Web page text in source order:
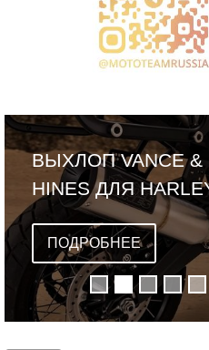
ВЫХЛОП VANCE &
HINES ДЛЯ
DAVIDSON PAN
ПОДРОБНЕЕ